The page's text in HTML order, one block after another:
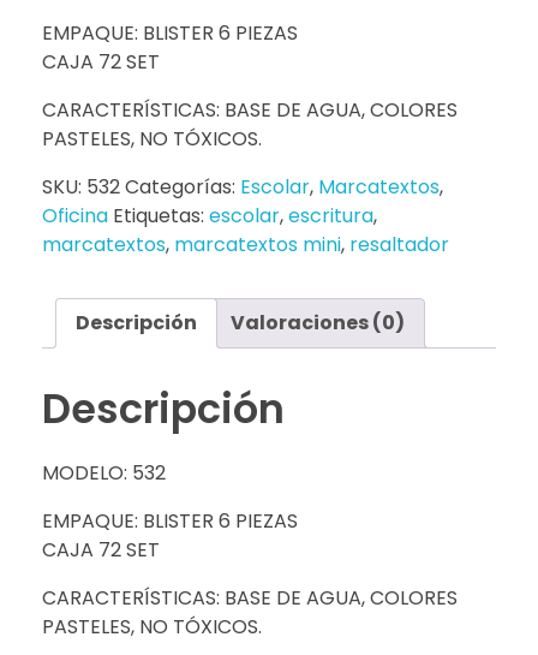
EMPAQUE: BLISTER 6 PIEZAS
CAJA 72 SET
CARACTERÍSTICAS: BASE DE AGUA, COLORES
PASTELES, NO TÓXICOS.
SKU: 532Categorías: Escolar, Marcatextos,
Oficina Etiquetas: escolar,escritura,
marcatextos, marcatextos mini, resaltador
Descripción Valoraciones (0)
Descripción
MODELO: 532
EMPAQUE: BLISTER 6 PIEZAS
CAJA 72 SET
CARACTERÍSTICAS: BASE DE AGUA, COLORES
PASTELES, NO TÓXICOS.